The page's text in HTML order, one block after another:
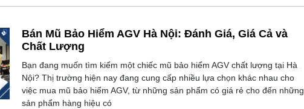
Bán Mũ Bảo Hiểm AGV Hà Nội: Đánh Giá, Giá Cả và
Chất Lượng
Bạn đang muốn tìm kiếm một chiếc mũ bảo hiểm AGV chất lượng tại Hà
Nội? Thị trường hiện nay đang cung cấp nhiều lựa chọn khác nhau cho
việc mua mũ bảo hiểm AGV, từ những sản phẩm có giá rẻ cho đến những
sản phẩm hàng hiệu có